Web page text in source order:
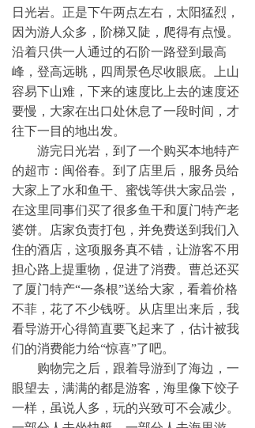
日光岩。正是下午两点左右，太阳猛烈，
因为游人众多，阶梯又陡，爬得有点慢。
沿着只供一人通过的石阶一路登到最高
峰，登高远眺，四周景色尽收眼底。上山
容易下山难，下来的速度比上去的速度还
要慢，大家在出口处休息了一段时间，才
往下一目的地出发。
游完日光岩，到了一个购买本地特产
的超市：闽俗春。到了店里后，服务员给
大家上了水和鱼干、蜜饯等供大家品尝，
在这里同事们买了很多鱼干和厦门特产老
婆饼。店家负责打包，并免费送到我们入
住的酒店，这项服务真不错，让游客不用
担心路上提重物，促进了消费。曹总还买
了厦门特产“一条根”送给大家，看着价格
不菲，花了不少钱呀。从店里出来后， 我
看导游开心得简直要飞起来了 ，估计被我
们的消费能力给“惊喜”了吧。
购物完之后，跟着导游到了海边，一
眼望去，满满的都是游客，海里像下饺子
一样，虽说人多，玩的兴致可不会减少。